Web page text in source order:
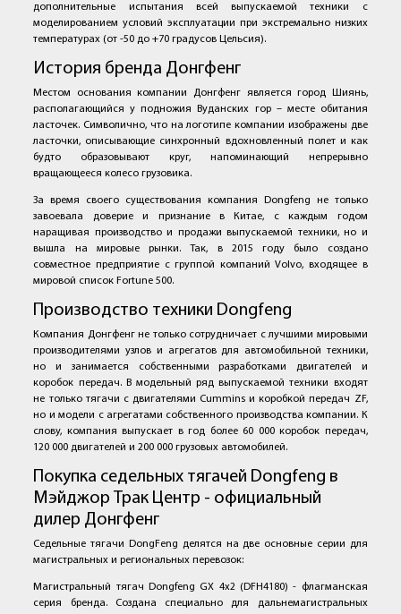
дополнительные испытания всей выпускаемой техники с
моделированием условий эксплуатации при экстремально низких
температурах (от -50 до +70 градусов Цельсия).
История бренда Донгфенг
Местом основания компании Донгфенг является город Шиянь,
располагающийся у подножия Вуданских гор – месте обитания
ласточек. Символично, что на логотипе компании изображены две
ласточки, описывающие синхронный вдохновленный полет и как
будто образовывают круг, напоминающий непрерывно
вращающееся колесо грузовика.
За время своего существования компания Dongfeng не только
завоевала доверие и признание в Китае, с каждым годом
наращивая производство и продажи выпускаемой техники, но и
вышла на мировые рынки. Так, в 2015 году было создано
совместное предприятие с группой компаний Volvo, входящее в
мировой список Fortune 500.
Производство техники Dongfeng
Компания Донгфенг не только сотрудничает с лучшими мировыми
производителями узлов и агрегатов для автомобильной техники,
но и занимается собственными разработками двигателей и
коробок передач. В модельный ряд выпускаемой техники входят
не только тягачи с двигателями Cummins и коробкой передач ZF,
но и модели с агрегатами собственного производства компании. К
слову, компания выпускает в год более 60 000 коробок передач,
120 000 двигателей и 200 000 грузовых автомобилей.
Покупка седельных тягачей Dongfeng в
Мэйджор Трак Центр - официальный
дилер Донгфенг
Седельные тягачи DongFeng делятся на две основные серии для
магистральных и региональных перевозок:
Магистральный тягач Dongfeng GX 4x2 (DFH4180) - флагманская
серия бренда. Создана специально для дальнемагистральных